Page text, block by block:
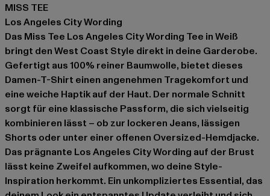
MISS TEE
Los Angeles City Wording
Das Miss Tee Los Angeles City Wording Tee in Weiß
bringt den West Coast Style direkt in deine Garderobe.
Gefertigt aus 100% reiner Baumwolle, bietet dieses
Damen-T-Shirt einen angenehmen Tragekomfort und
eine weiche Haptik auf der Haut. Der normale Schnitt
sorgt für eine klassische Passform, die sich vielseitig
kombinieren lässt – ob zur lockeren Jeans, lässigen
Shorts oder unter einer offenen Oversized-Hemdjacke.
Das prägnante Los Angeles City Wording auf der Brust
lässt keine Zweifel aufkommen, wo deine Style-
Inspiration herkommt. Ein unkompliziertes Essential, das